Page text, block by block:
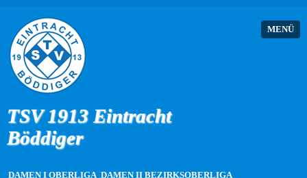
MENÜ
TSV 1913 Eintracht
Böddiger
DAMEN I OBERLIGA DAMEN II BEZIRKSOBERLIGA